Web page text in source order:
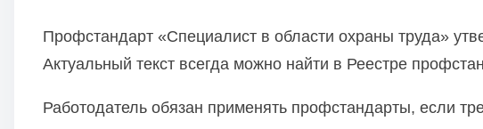
Профстандарт «Специалист в области охраны труда»
Актуальный текст всегда можно найти в Реестре
Работодатель обязан применять профстандарты, если